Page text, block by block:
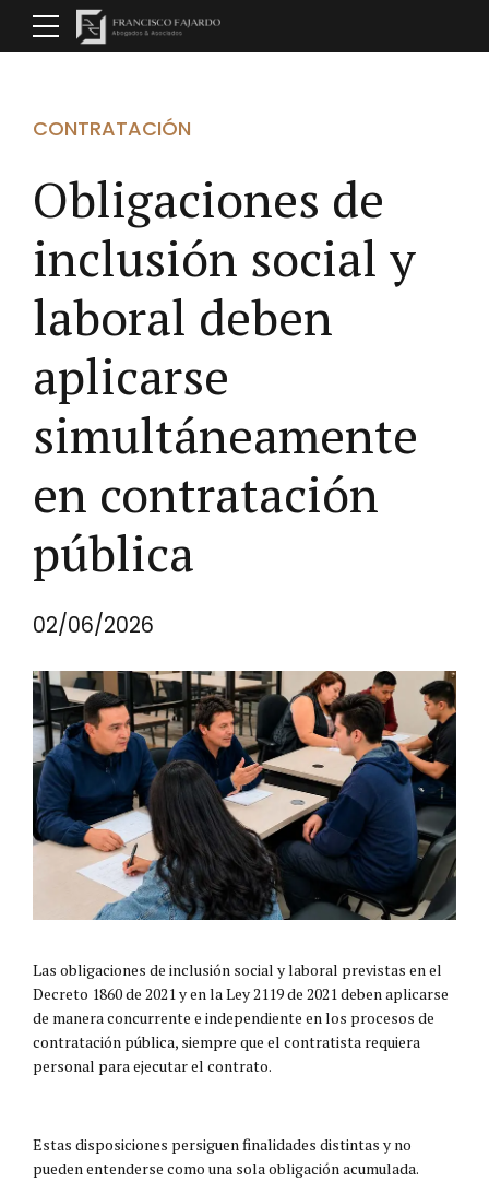
CONTRATACIÓN
Obligaciones de
inclusión social y
laboral deben
aplicarse
simultáneamente
en contratación
pública
02/06/2026
Las obligaciones de inclusión social y laboral previstas en el
Decreto 1860 de 2021 y en la Ley 2119 de 2021 deben aplicarse
de manera concurrente e independiente en los procesos de
contratación pública, siempre que el contratista requiera
personal para ejecutar el contrato.
Estas disposiciones persiguen finalidades distintas y no
pueden entenderse como una sola obligación acumulada.